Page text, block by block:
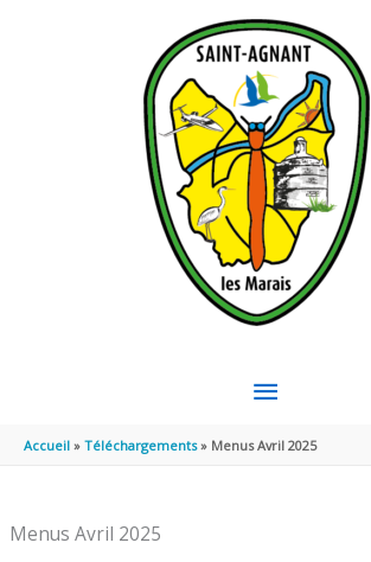
MENU
PRINCIPAL
Accueil Téléchargements Menus Avril 2025
Menus Avril 2025